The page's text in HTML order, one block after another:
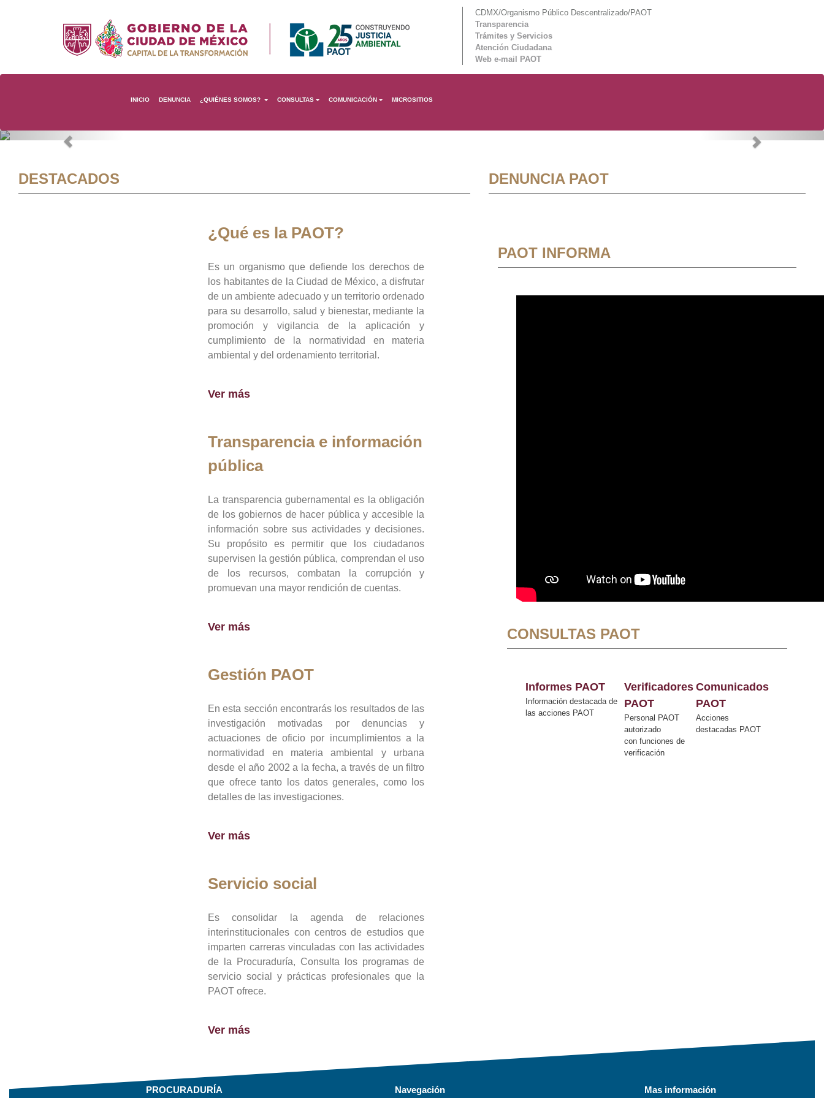
CDMX/Organismo Público Descentralizado/PAOT
Transparencia
Trámites y Servicios
Atención Ciudadana
Web e-mail PAOT
INICIO DENUNCIA ¿QUIÉNES SOMOS? CONSULTAS COMUNICACIÓN MICROSITIOS
Previous Next
DESTACADOS
¿Qué es la PAOT?
Es un organismo que defiende los derechos de
los habitantes de la Ciudad de México, a disfrutar
de un ambiente adecuado y un territorio ordenado
para su desarrollo, salud y bienestar, mediante la
promoción y vigilancia de la aplicación y
cumplimiento de la normatividad en materia
ambiental y del ordenamiento territorial.
Ver más
Transparencia e información
pública
La transparencia gubernamental es la obligación
de los gobiernos de hacer pública y accesible la
información sobre sus actividades y decisiones.
Su propósito es permitir que los ciudadanos
supervisen la gestión pública, comprendan el uso
de los recursos, combatan la corrupción y
promuevan una mayor rendición de cuentas.
Ver más
Gestión PAOT
En esta sección encontrarás los resultados de las
investigación motivadas por denuncias y
actuaciones de oficio por incumplimientos a la
normatividad en materia ambiental y urbana
desde el año 2002 a la fecha, a través de un filtro
que ofrece tanto los datos generales, como los
detalles de las investigaciones.
Ver más
Servicio social
Es consolidar la agenda de relaciones
interinstitucionales con centros de estudios que
imparten carreras vinculadas con las actividades
de la Procuraduría, Consulta los programas de
servicio social y prácticas profesionales que la
PAOT ofrece.
Ver más
DENUNCIA PAOT
PAOT INFORMA
CONSULTAS PAOT
Informes PAOT
Información destacada de
las acciones PAOT
Verificadores
PAOT
Personal PAOT
autorizado
con funciones de
verificación
Comunicados
PAOT
Acciones
destacadas PAOT
PROCURADURÍA Navegación Mas información